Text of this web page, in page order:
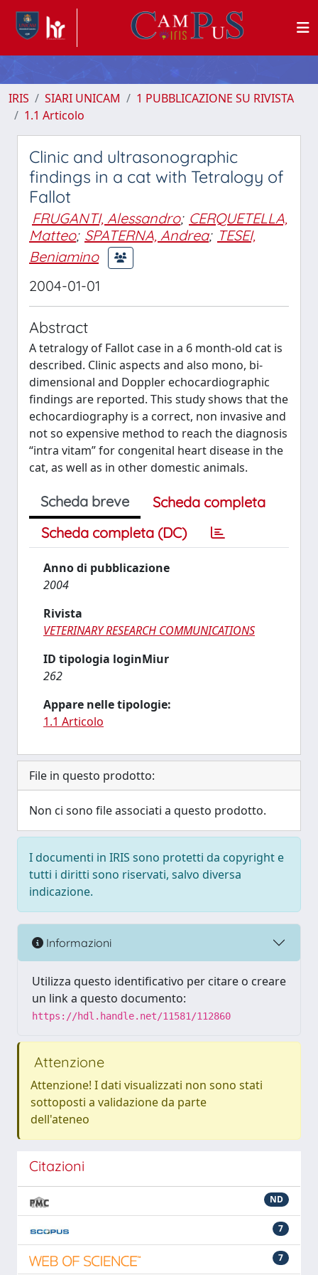
IRIS SIARI UNICAM
1 PUBBLICAZIONE SU RIVISTA
1.1 Articolo
Clinic and ultrasonographic
findings in a cat with Tetralogy of
Fallot
FRUGANTI, Alessandro; CERQUETELLA,
Matteo; SPATERNA, Andrea; TESEI,
Beniamino
2004-01-01
Abstract
A tetralogy of Fallot case in a 6 month-old cat is
described. Clinic aspects and also mono, bi-
dimensional and Doppler echocardiographic
findings are reported. This study shows that the
echocardiography is a correct, non invasive and
not so expensive method to reach the diagnosis
“intra vitam” for congenital heart disease in the
cat, as well as in other domestic animals.
Scheda breve
Scheda completa
Scheda completa (DC)
Anno di pubblicazione
2004
Rivista
VETERINARY RESEARCH COMMUNICATIONS
ID tipologia loginMiur
262
Appare nelle tipologie:
1.1 Articolo
File in questo prodotto:
Non ci sono file associati a questo prodotto.
I documenti in IRIS sono protetti da copyright e
tutti i diritti sono riservati, salvo diversa
indicazione.
Informazioni
Utilizza questo identificativo per citare o creare
un link a questo documento:
https://hdl.handle.net/11581/112860
Attenzione
Attenzione! I dati visualizzati non sono stati
sottoposti a validazione da parte
dell'ateneo
Citazioni
ND
7
7